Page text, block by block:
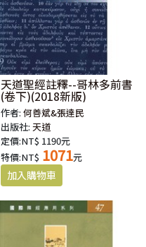
天道聖經註釋--哥林多前書
(卷下)(2018新版)
作者:何善斌&張達民
出版社:天道
定價:NT$ 1190元
特價:NT$ 1071元